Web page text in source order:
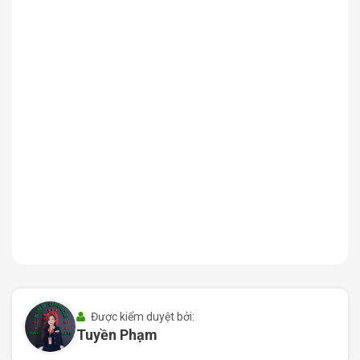
rộng mạng lưới kinh doanh, nâng tầm hình ảnh và tạo sự
thuận tiện tối đa cho nhân viên và khách hàng.
Được kiểm duyệt bởi:
Tuyền Phạm